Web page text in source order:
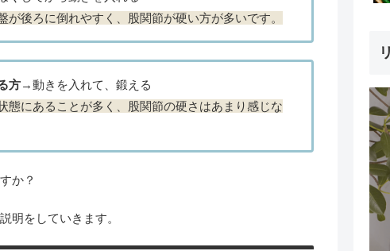
後ろに倒れやすく、股関節が硬い方が多いです。
方→動きを入れて、鍛える
態にあることが多く、股関節の硬さはあまり感じな
か？
明をしていきます。